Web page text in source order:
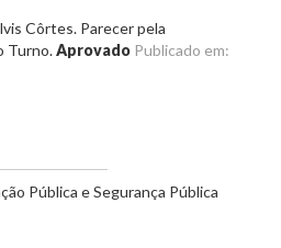
Côrtes. Parecer pela
Turno.Aprovado Publicado em:
Pública e Segurança Pública